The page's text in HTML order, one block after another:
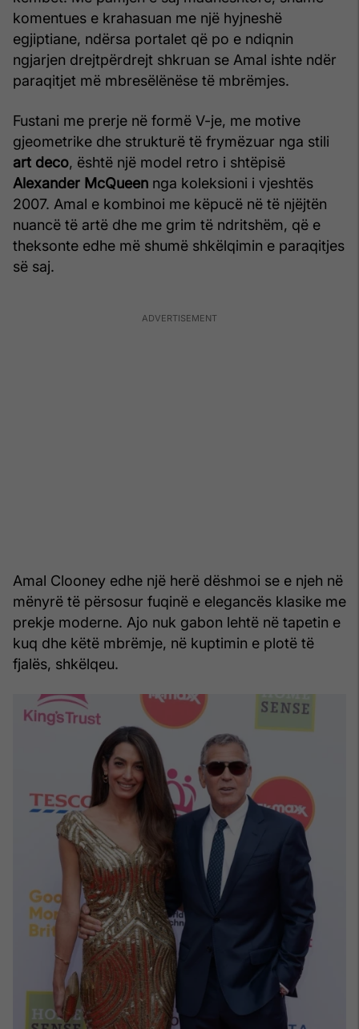
komentues e krahasuan me një hyjneshë
egjiptiane, ndërsa portalet që po e ndiqnin
ngjarjen drejtpërdrejt shkruan se Amal ishte ndër
paraqitjet më mbresëlënëse të mbrëmjes.
Fustani me prerje në formë V-je, me motive
gjeometrike dhe strukturë të frymëzuar nga stili
art deco, është një model retro i shtëpisë
Alexander McQueen nga koleksioni i vjeshtës
2007. Amal e kombinoi me këpucë në të njëjtën
nuancë të artë dhe me grim të ndritshëm, që e
theksonte edhe më shumë shkëlqimin e paraqitjes
së saj.
Amal Clooney edhe një herë dëshmoi se e njeh në
mënyrë të përsosur fuqinë e elegancës klasike me
prekje moderne. Ajo nuk gabon lehtë në tapetin e
kuq dhe këtë mbrëmje, në kuptimin e plotë të
fjalës, shkëlqeu.